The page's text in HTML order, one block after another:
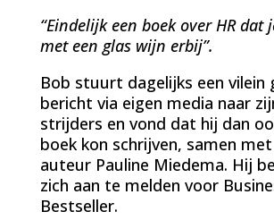
“Eindelijk een boek over HR dat
met een glas wijn erbij”.
Bob stuurt dagelijks een vilein
bericht via eigen media naar
strijders en vond dat hij dan
boek kon schrijven, samen
auteur Pauline Miedema. Hij
zich aan te melden voor
Bestseller.